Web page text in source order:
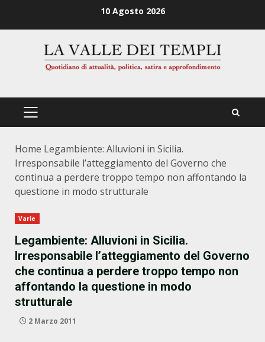
10 Agosto 2026
PRIMÄRES
Home Legambiente: Alluvioni in Sicilia.
Irresponsabile l’atteggiamento del Governo che
continua a perdere troppo tempo non affontando la
questione in modo strutturale
Varie
Legambiente: Alluvioni in Sicilia.
Irresponsabile l’atteggiamento del Governo
che continua a perdere troppo tempo non
affontando la questione in modo
strutturale
2 Marzo 2011